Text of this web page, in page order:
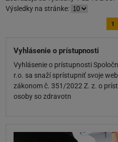
Výsledky na stránke:
1
Vyhlásenie o prístupnosti
Vyhlásenie o prístupnosti
r.o. sa snaží sprístupniť svoje
zákonom č. 351/2022 Z. z. o
osoby so zdravotn